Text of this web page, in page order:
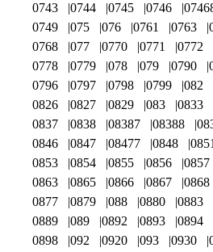
0743
0744 0745 0746
0749
075 076 0761 0763
0768
077 0770 0771 0772
0778
0779 078 079 0790
0796
0797 0798 0799 082
0826
0827 0829 083 0833
0837
0838 08387 08388
0846
0847 08477 0848
0853
0854 0855 0856 0857
0863
0865 0866 0867 0868
0877
0879 088 0880 0883
0889
089 0892 0893 0894
0898
092 0920 093 0930